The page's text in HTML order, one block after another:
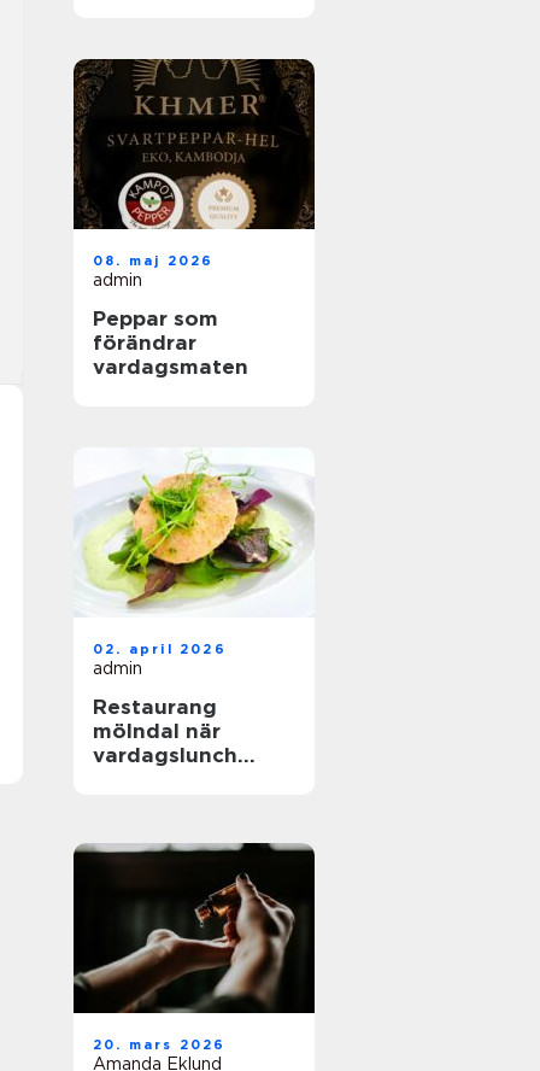
08. maj 2026
admin
Peppar som
förändrar
vardagsmaten
02. april 2026
admin
Restaurang
mölndal när
vardagslunch
20. mars 2026
Amanda Eklund